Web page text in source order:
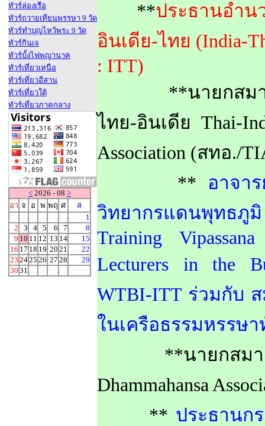
ทัวร์ล่องเรือ
ทัวร์ถวายเทียนพรรษา 9 วัด
ทัวร์ทำบุญไหว้พระ 9 วัด
ทัวร์กินเจ
ทัวร์บั้งไฟพญานาค
ทัวร์เที่ยวเหนือ
ทัวร์เที่ยวอีสาน
ทัวร์เที่ยวใต้
ทัวร์เที่ยวภาคกลาง
< 2026 - 08 >
อา จ อ พ พฤ ศ
ส
1
2
3 4 5 6 7
8
9 10 11 12 13 14
15
16 17 18 19 20 21
22
23 2425 26 27 28
29
30 31
**ประธานอำ
อินเดีย-ไทย (India-
: ITT)
**นายกสมาคมก
ไทย-อินเดีย Thai-
Association (สทอ./
** อาจา
วิทยากรแดนพุทธภู
Training
Lecturers in the
WTBI-ITT ร่วมกับ
ในเครือธรรมหรรษา
**นายกสมาคมนิ
Dhammahansa
** ประธานก